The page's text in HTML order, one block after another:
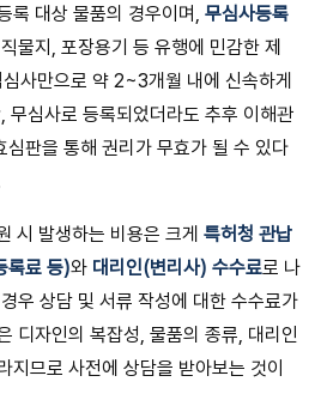
록 대상 물품의 경우이며, 무심사등록
물지, 포장용기 등 유행에 민감한 제
사만으로 약 2~3개월 내에 신속하게
무심사로 등록되었더라도 추후 이해관
심판을 통해 권리가 무효가 될 수 있다
시 발생하는 비용은 크게 특허청 관납
록료 등)와 대리인(변리사) 수수료로 나
우 상담 및 서류 작성에 대한 수수료가
디자인의 복잡성, 물품의 종류, 대리인
지므로 사전에 상담을 받아보는 것이